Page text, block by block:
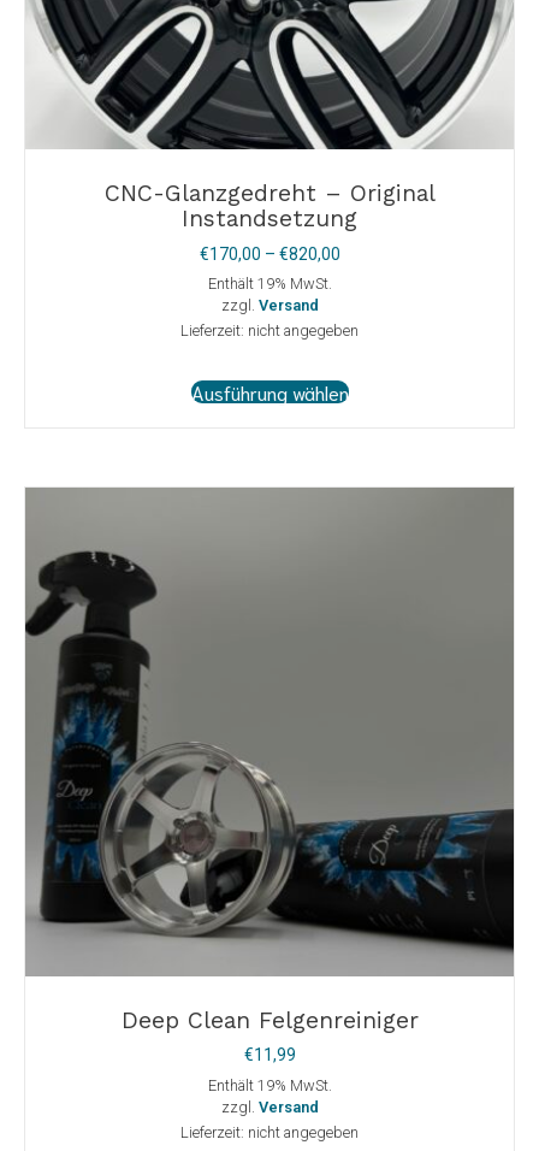
CNC-Glanzgedreht – Original
Instandsetzung
€170,00 – €820,00Preisspanne:
Enthält 19% MwSt.
zzgl. Versand
Lieferzeit: nicht angegeben
Ausführung wählenProdukt
Deep Clean Felgenreiniger
€11,99
Enthält 19% MwSt.
zzgl. Versand
Lieferzeit: nicht angegeben